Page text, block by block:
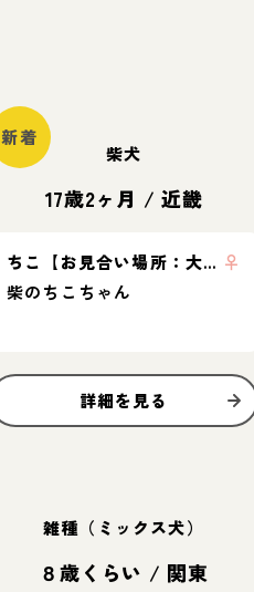
新着
柴犬
17歳2ヶ月 /近畿
ちこ【お見合い場所：大阪or東京】 ♀
柴のちこちゃん
詳細を見る
雑種（ミックス犬）
８歳くらい / 関東